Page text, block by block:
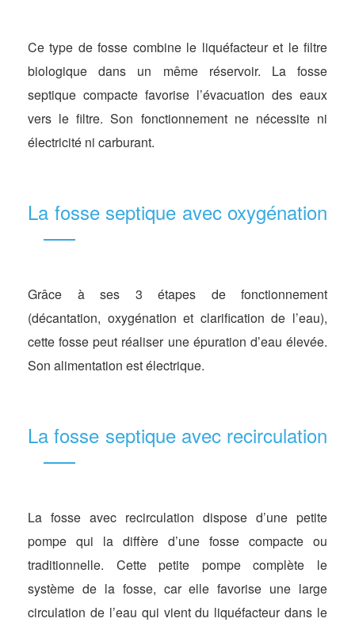
Ce type de fosse combine le liquéfacteur et le filtre
biologique dans un même réservoir. La fosse
septique compacte favorise l’évacuation des eaux
vers le filtre. Son fonctionnement ne nécessite ni
électricité ni carburant.
La fosse septique avec oxygénation
Grâce à ses 3 étapes de fonctionnement
(décantation, oxygénation et clarification de l’eau),
cette fosse peut réaliser une épuration d’eau élevée.
Son alimentation est électrique.
La fosse septique avec recirculation
La fosse avec recirculation dispose d’une petite
pompe qui la diffère d’une fosse compacte ou
traditionnelle. Cette petite pompe complète le
système de la fosse, car elle favorise une large
circulation de l’eau qui vient du liquéfacteur dans le